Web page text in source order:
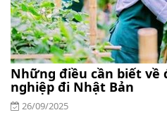
Những điều cần biết về
nghiệp đi Nhật Bản
26/09/2025